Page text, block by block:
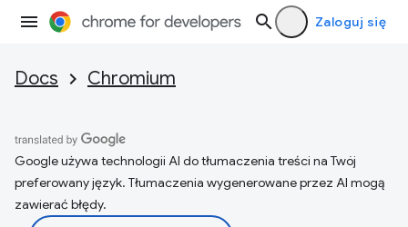
Zaloguj się
Docs Chromium
Google używa technologii AI do tłumaczenia treści na Twój
preferowany język. Tłumaczenia wygenerowane przez AI mogą
zawierać błędy.